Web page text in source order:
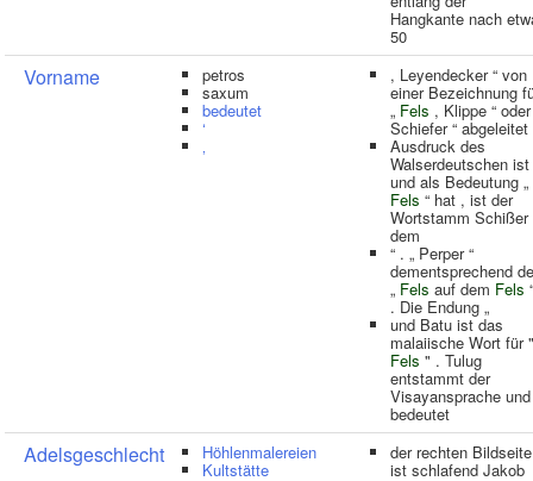
Hangkante nach
50
Vorname petros
saxum
bedeutet
‘
‚
, Leyendecker “ von
einer Bezeichnung
„ Fels , Klippe “ oder
Schiefer “ abgeleitet
Ausdruck des
Walserdeutschen ist
und als Bedeutung „
Fels “ hat , ist der
Wortstamm Schißer
dem
“ . „ Perper “
dementsprechend
„ Fels auf dem Fels “
. Die Endung „
und Batu ist das
malaiische Wort für "
Fels " . Tulug
entstammt der
Visayansprache und
bedeutet
Adelsgeschlecht Höhlenmalereien
Kultstätte
der rechten Bildseite
ist schlafend Jakob